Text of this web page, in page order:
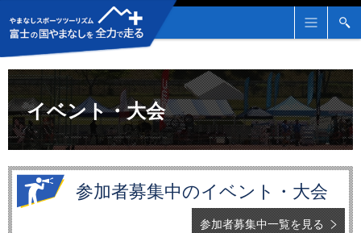
メ
ー
検
イベント・大会
参加者募集中のイベント・大会
参加者募集中一覧を見る